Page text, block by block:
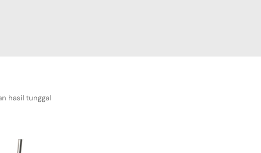
hasil tunggal